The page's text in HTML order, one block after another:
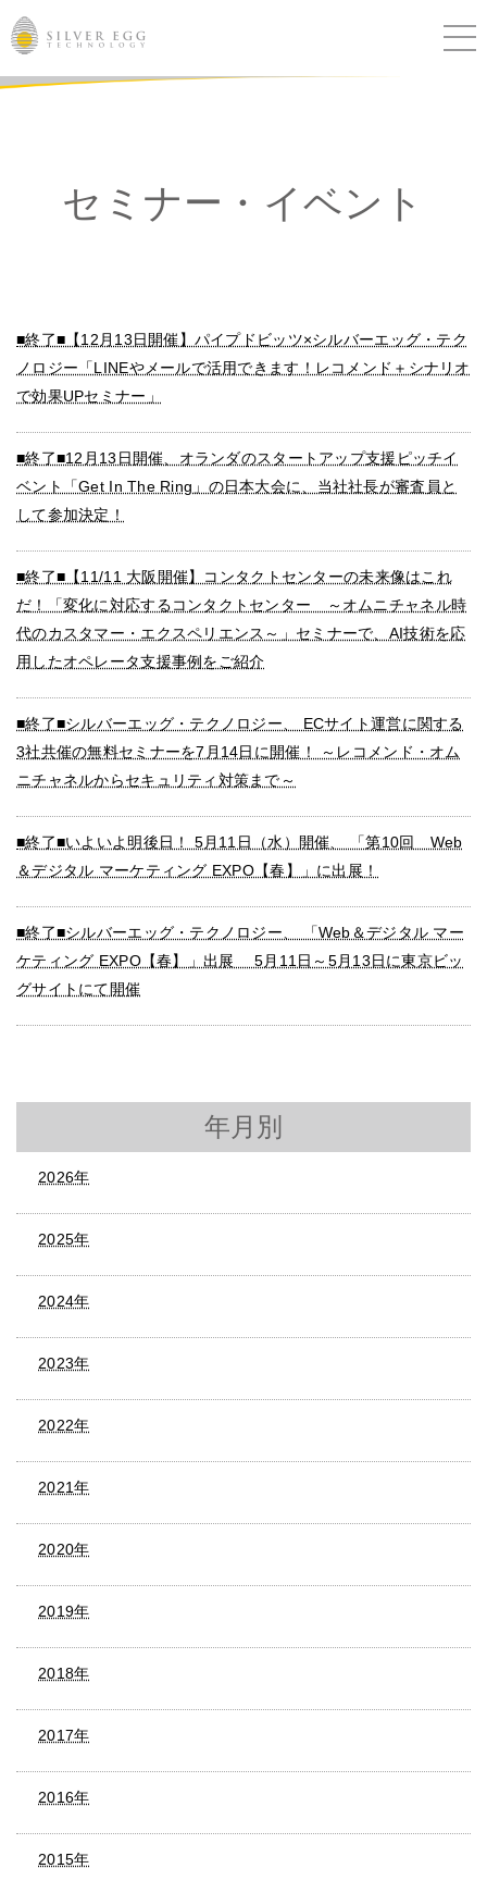
セミナー
IR
採用
資料ダウンロード
セミナー・イベント
■終了■【12月13日開催】パイプドビッツ×シルバーエッグ・テク
ノロジー「LINEやメールで活用できます！レコメンド＋シナリオ
で効果UPセミナー」
■終了■12月13日開催、オランダのスタートアップ支援ピッチイ
ベント「Get In The Ring」の日本大会に、当社社長が審査員と
して参加決定！
■終了■【11/11 大阪開催】コンタクトセンターの未来像はこれ
だ！「変化に対応するコンタクトセンター ～オムニチャネル時
代のカスタマー・エクスペリエンス～」セミナーで、AI技術を応
用したオペレータ支援事例をご紹介
■終了■シルバーエッグ・テクノロジー、 ECサイト運営に関する
3社共催の無料セミナーを7月14日に開催！ ～レコメンド・オム
ニチャネルからセキュリティ対策まで～
■終了■いよいよ明後日！ 5月11日（水）開催、 「第10回 Web
＆デジタル マーケティング EXPO【春】」に出展！
■終了■シルバーエッグ・テクノロジー、 「Web＆デジタル マー
ケティング EXPO【春】」出展 5月11日～5月13日に東京ビッ
グサイトにて開催
年月別
2026年
2025年
2024年
2023年
2022年
2021年
2020年
2019年
2018年
2017年
2016年
2015年